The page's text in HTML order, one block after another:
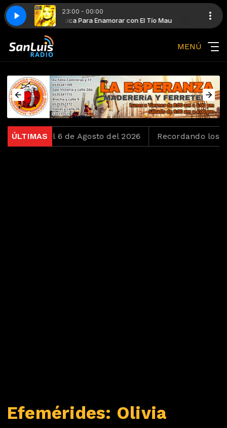
23:00 - 00:00
Mau Música Para Enamorar con El Tío Mau
Taylor Dayne - I'll Always Love You
MENÚ
ÚLTIMAS
del 6 de Agosto del 2026 Recordando los
Efemérides: Olivia